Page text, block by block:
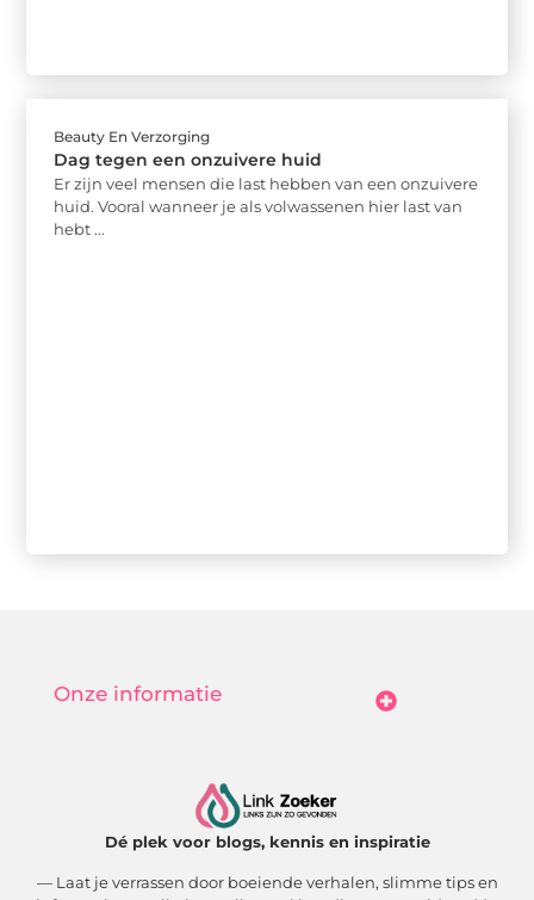
Beauty En Verzorging
Dag tegen een onzuivere huid
Er zijn veel mensen die last hebben van een onzuivere
huid. Vooral wanneer je als volwassenen hier last van
hebt ...
Dé plek voor blogs, kennis en inspiratie
— Laat je verrassen door boeiende verhalen, slimme tips en
Onze informatie